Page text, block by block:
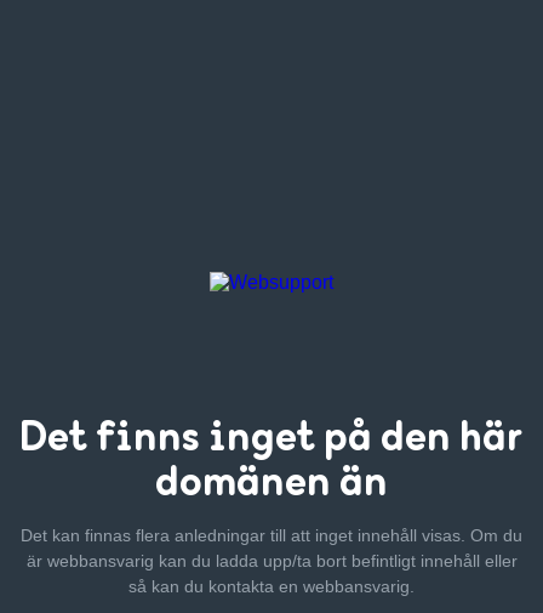
Det finns inget på den här
domänen än
Det kan finnas flera anledningar till att inget innehåll visas. Om du
är webbansvarig kan du ladda upp/ta bort befintligt innehåll eller
så kan du kontakta en webbansvarig.